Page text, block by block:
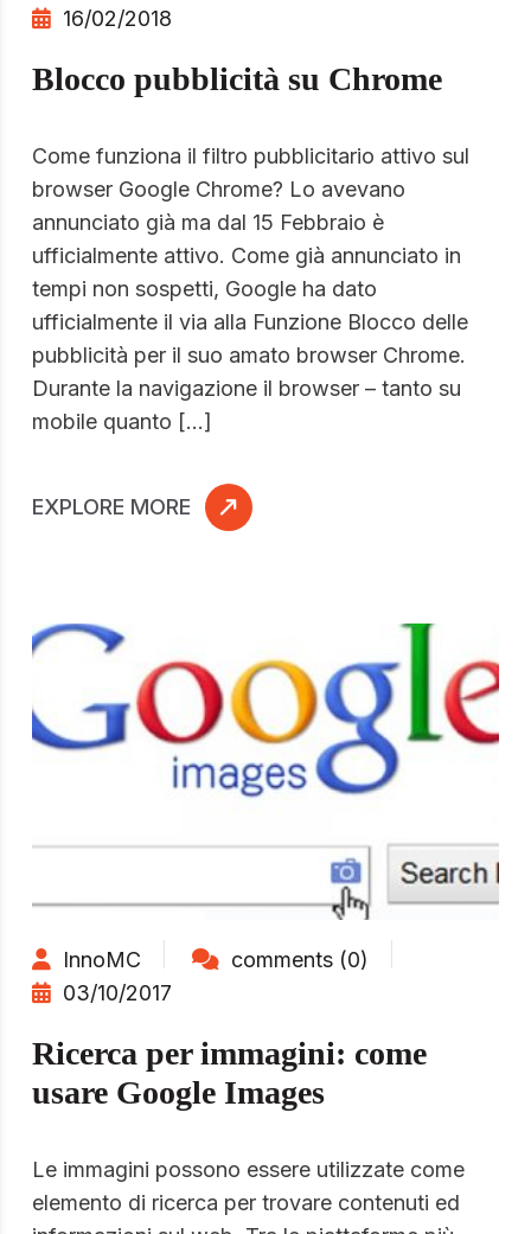
16/02/2018
Blocco pubblicità su Chrome
Come funziona il filtro pubblicitario attivo sul
browser Google Chrome? Lo avevano
annunciato già ma dal 15 Febbraio è
ufficialmente attivo. Come già annunciato in
tempi non sospetti, Google ha dato
ufficialmente il via alla Funzione Blocco delle
pubblicità per il suo amato browser Chrome.
Durante la navigazione il browser – tanto su
mobile quanto […]
EXPLORE MORE
InnoMC
comments (0)
03/10/2017
Ricerca per immagini: come
usare Google Images
Le immagini possono essere utilizzate come
elemento di ricerca per trovare contenuti ed